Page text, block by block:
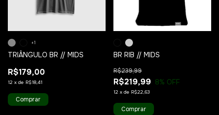
TRIÂNGULO BR // MIDS
R$179,00
12 x de R$18,41
+1
Comprar
BR RIB // MIDS
R$219,99
R$239,99
8% OFF
12 x de R$22,63
Comprar